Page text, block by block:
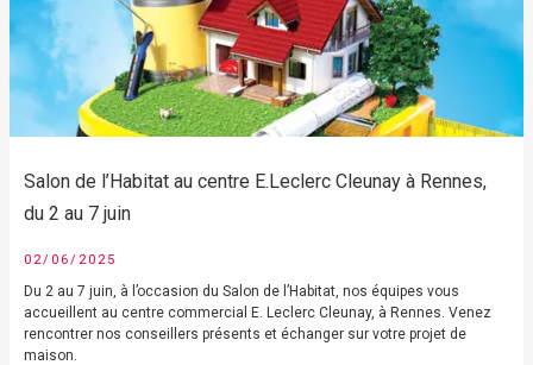
Salon de l’Habitat au centre E.Leclerc Cleunay à Rennes,
du 2 au 7 juin
02/06/2025
Du 2 au 7 juin, à l’occasion du Salon de l’Habitat, nos équipes vous
accueillent au centre commercial E. Leclerc Cleunay, à Rennes. Venez
rencontrer nos conseillers présents et échanger sur votre projet de
maison.